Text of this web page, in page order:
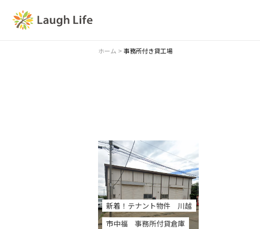
ホーム > 事務所付き貸工場
新着！テナント物件 川越
市中福 事務所付貸倉庫